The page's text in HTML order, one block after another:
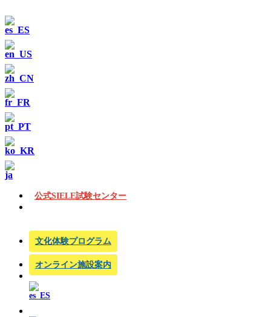
公式SIELE試験センター
文化体験プログラム
オンライン施設案内